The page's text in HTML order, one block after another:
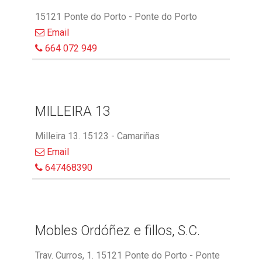
15121 Ponte do Porto - Ponte do Porto
Email
664 072 949
MILLEIRA 13
Milleira 13. 15123 - Camariñas
Email
647468390
Mobles Ordóñez e fillos, S.C.
Trav. Curros, 1. 15121 Ponte do Porto - Ponte